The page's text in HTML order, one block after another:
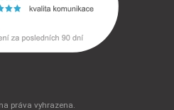
práva vyhrazena.